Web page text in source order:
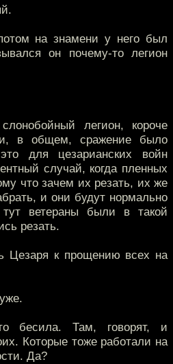
на знамени у него был
он почему-то легион
легион, короче
в общем, сражение было
для цезарианских войн
случай, когда пленных
что зачем их резать, их же
и они будут нормально
ветераны были в такой
резать.
Цезаря к прощению всех на
бесила. Там, говорят, и
Которые тоже работали на
Да?